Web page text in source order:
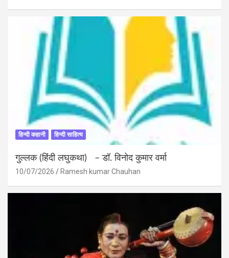
हिन्दी कहानी हिन्दी साहित्य
गुल्लक (हिंदी लघुकथा) – डॉ. विनोद कुमार वर्मा
10/07/2026 Ramesh kumar Chauhan